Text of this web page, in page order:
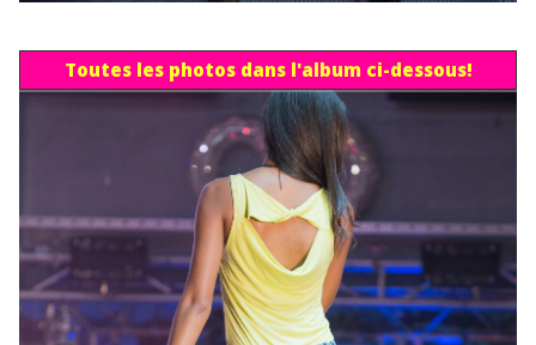
Toutes les photos dans l'album ci-dessous!